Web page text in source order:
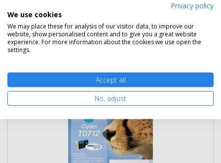
Kosárba tesz
Privacy policy
We use cookies
We may place these for analysis of our visitor data, to improve our
website, show personalised content and to give you a great website
experience. For more information about the cookies we use open the
settings.
Accept all
No, adjust